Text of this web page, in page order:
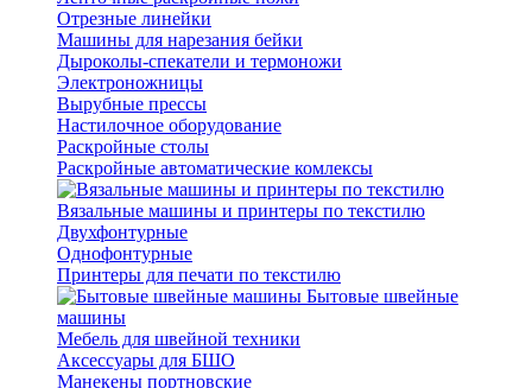
Отрезные линейки
Машины для нарезания бейки
Дыроколы-спекатели и термоножи
Электроножницы
Вырубные прессы
Настилочное оборудование
Раскройные столы
Раскройные автоматические комлексы
Вязальные машины и принтеры по текстилю
Двухфонтурные
Однофонтурные
Принтеры для печати по текстилю
Бытовые швейные
машины
Мебель для швейной техники
Аксессуары для БШО
Манекены портновские